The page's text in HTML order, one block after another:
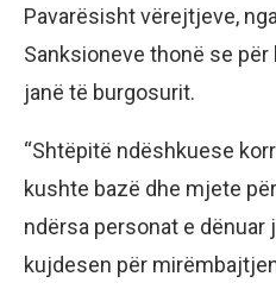
Pavarësisht vërejtjeve,
Sanksioneve thonë se
janë të burgosurit.
“Shtëpitë ndëshkuese
kushte bazë dhe mjete
ndërsa personat e dënuar
kujdesen për